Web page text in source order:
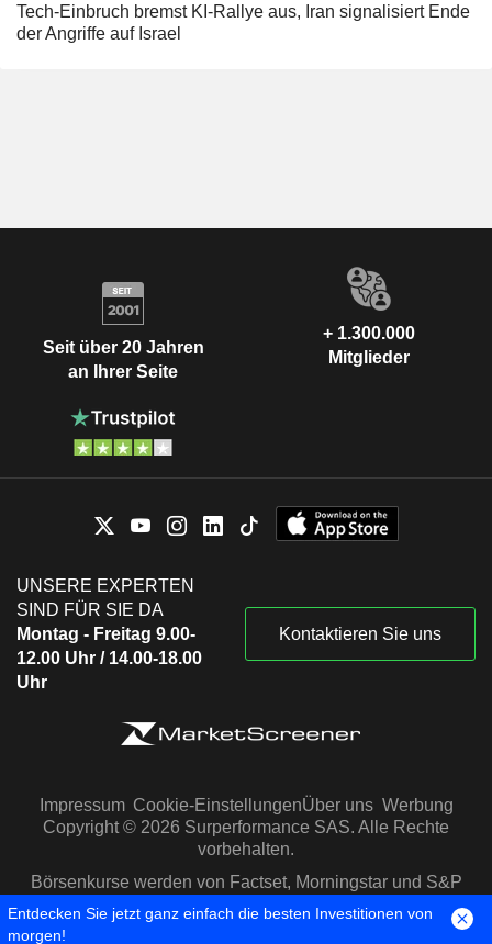
Tech-Einbruch bremst KI-Rallye aus, Iran signalisiert Ende
der Angriffe auf Israel
Seit über 20 Jahren
an Ihrer Seite
+ 1.300.000
Mitglieder
UNSERE EXPERTEN
SIND FÜR SIE DA
Montag - Freitag 9.00-
12.00 Uhr / 14.00-18.00
Uhr
Kontaktieren Sie uns
Impressum Cookie-EinstellungenÜber uns Werbung
Copyright © 2026 Surperformance SAS. Alle Rechte
vorbehalten.
Börsenkurse werden von Factset, Morningstar und S&P
Capital IQ zur Verfügung gestellt
Entdecken Sie jetzt ganz einfach die besten Investitionen von
morgen!